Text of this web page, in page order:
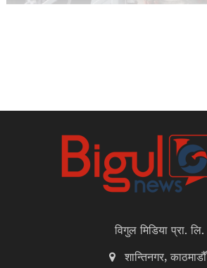
विगुल मिडिया प्रा. लि.
शान्तिनगर, काठमाडौँ